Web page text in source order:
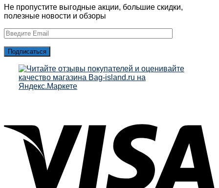
Не пропустите выгодные акции, большие скидки,
полезные новости и обзоры